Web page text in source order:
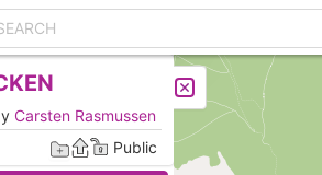
LIST
Carsten Rasmussen
Public